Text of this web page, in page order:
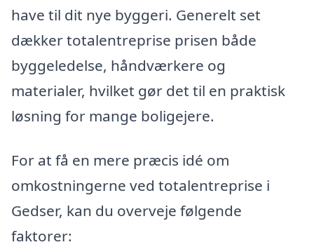
have til dit nye byggeri. Generelt set
dækker totalentreprise prisen både
byggeledelse, håndværkere og
materialer, hvilket gør det til en praktisk
løsning for mange boligejere.
For at få en mere præcis idé om
omkostningerne ved totalentreprise i
Gedser, kan du overveje følgende
faktorer: